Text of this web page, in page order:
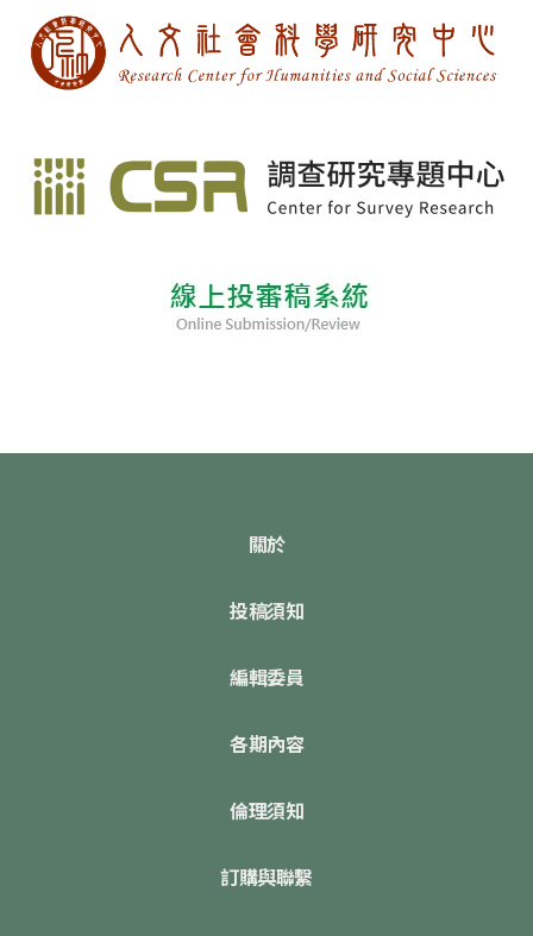
關於
投稿須知
編輯委員
各期內容
倫理須知
訂購與聯繫